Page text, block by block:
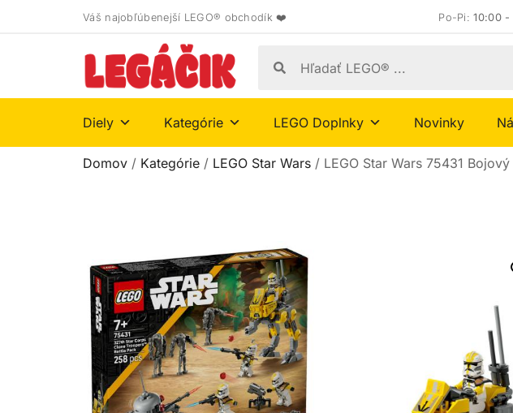
Váš najobľúbenejší LEGO® obchodík ❤️ Po-Pi:10:00 -
Diely Kategórie LEGO Doplnky Novinky
Domov / Kategórie / LEGO Star Wars / LEGO Star Wars 75431